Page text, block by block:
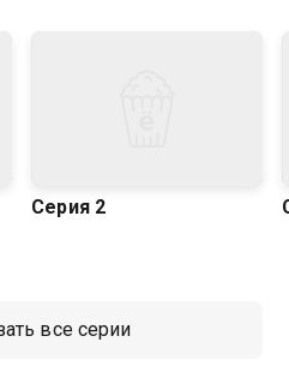
Серия 2
все серии